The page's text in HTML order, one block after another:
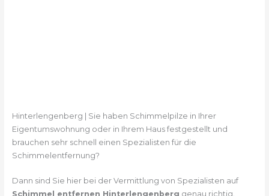
Hinterlengenberg | Sie haben Schimmelpilze in Ihrer
Eigentumswohnung oder in Ihrem Haus festgestellt und
brauchen sehr schnell einen Spezialisten für die
Schimmelentfernung?
Dann sind Sie hier bei der Vermittlung von Spezialisten auf
Schimmel entfernen Hinterlengenberg genau richtig.